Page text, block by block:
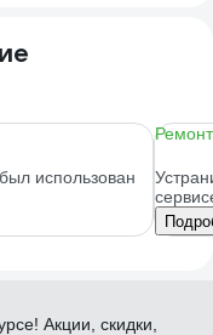
использован
Акции, скидки,